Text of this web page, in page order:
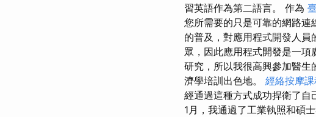
習英語作為第二語言。 作為
您所需要的只是可靠的網路連
的普及，對應用程式開發人員
眾，因此應用程式開發是一
研究，所以我很高興參加醫生
濟學培訓出色地。 經絡按摩課
經通過這種方式成功捍衛了
1月，我通過了工業執照和碩